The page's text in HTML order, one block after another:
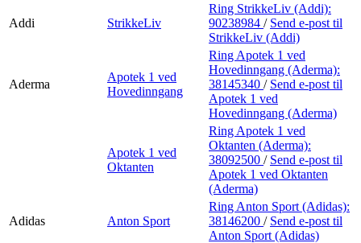
Addi StrikkeLiv
Ring StrikkeLiv (Addi):
90238984 / Send e-post til
StrikkeLiv (Addi)
Aderma
Apotek 1 ved
Hovedinngang
Ring Apotek 1 ved
Hovedinngang (Aderma):
38145340 / Send e-post til
Apotek 1 ved
Hovedinngang (Aderma)
Apotek 1 ved
Oktanten
Ring Apotek 1 ved
Oktanten (Aderma):
38092500 / Send e-post til
Apotek 1 ved Oktanten
(Aderma)
Adidas Anton Sport
Ring Anton Sport (Adidas):
38146200 / Send e-post til
Anton Sport (Adidas)